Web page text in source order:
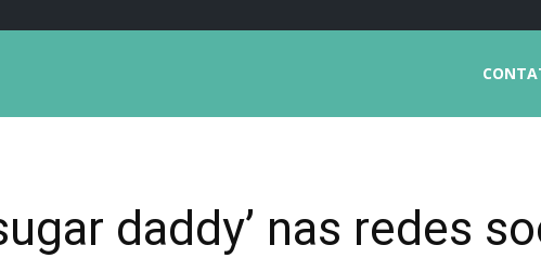
daddy’ nas redes